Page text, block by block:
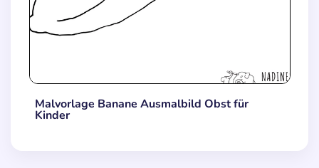
Malvorlage Banane Ausmalbild Obst für
Kinder